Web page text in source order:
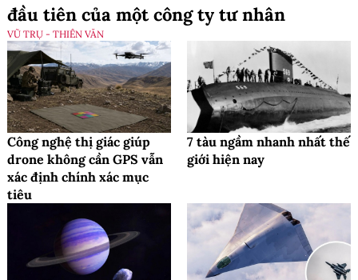
đầu tiên của một công ty tư nhân
VŨ TRỤ - THIÊN VĂN
Công nghệ thị giác giúp
drone không cần GPS vẫn
xác định chính xác mục
tiêu
7 tàu ngầm nhanh nhất thế
giới hiện nay